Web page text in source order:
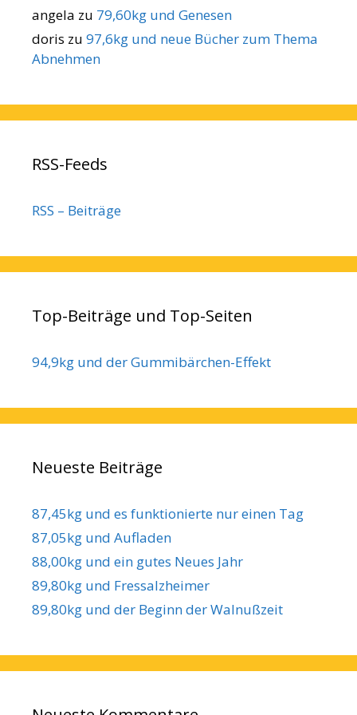
angela zu 79,60kg und Genesen
doris zu 97,6kg und neue Bücher zum Thema
Abnehmen
RSS-Feeds
RSS – Beiträge
Top-Beiträge und Top-Seiten
94,9kg und der Gummibärchen-Effekt
Neueste Beiträge
87,45kg und es funktionierte nur einen Tag
87,05kg und Aufladen
88,00kg und ein gutes Neues Jahr
89,80kg und Fressalzheimer
89,80kg und der Beginn der Walnußzeit